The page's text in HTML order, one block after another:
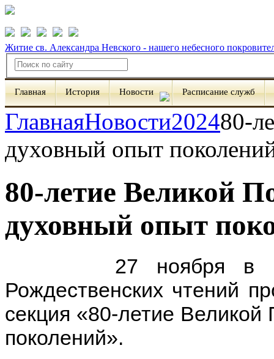
Житие св. Александра Невского - нашего небесного
Главная История Новости Расписание служб
ГлавнаяНовости202480-
духовный опыт
80-летие Великой
духовный опыт
27 ноября в
Рождественских чтений
секция «80-летие
поколений».